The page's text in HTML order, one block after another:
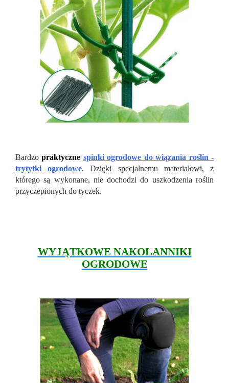
Bardzopraktyczne spinki ogrodowe do wiązania roślin -
trytytki ogrodowe. Dzięki specjalnemu materiałowi, z
którego są wykonane, nie dochodzi do uszkodzenia roślin
przyczepionych do tyczek.
WYJĄTKOWE NAKOLANNIKI
OGRODOWE